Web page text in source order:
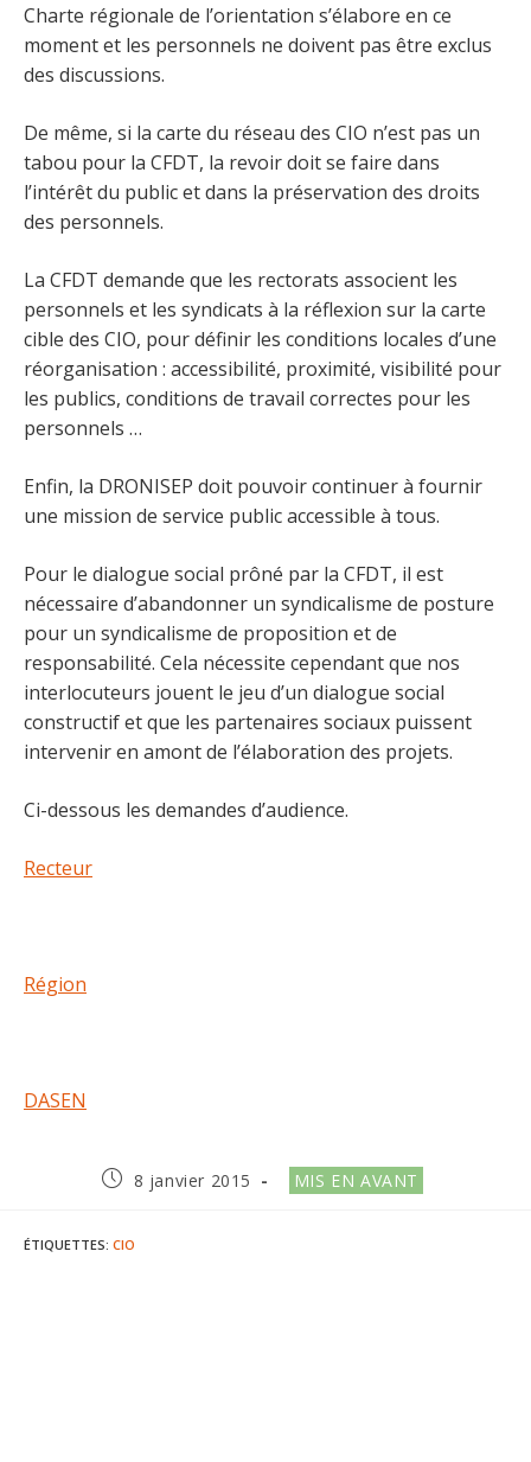
Charte régionale de l’orientation s’élabore en ce
moment et les personnels ne doivent pas être exclus
des discussions.
De même, si la carte du réseau des CIO n’est pas un
tabou pour la CFDT, la revoir doit se faire dans
l’intérêt du public et dans la préservation des droits
des personnels.
La CFDT demande que les rectorats associent les
personnels et les syndicats à la réflexion sur la carte
cible des CIO, pour définir les conditions locales d’une
réorganisation : accessibilité, proximité, visibilité pour
les publics, conditions de travail correctes pour les
personnels …
Enfin, la DRONISEP doit pouvoir continuer à fournir
une mission de service public accessible à tous.
Pour le dialogue social prôné par la CFDT, il est
nécessaire d’abandonner un syndicalisme de posture
pour un syndicalisme de proposition et de
responsabilité. Cela nécessite cependant que nos
interlocuteurs jouent le jeu d’un dialogue social
constructif et que les partenaires sociaux puissent
intervenir en amont de l’élaboration des projets.
Ci-dessous les demandes d’audience.
Recteur
Région
DASEN
Publication
8 janvier 2015
Post
category:
MIS EN AVANT
ÉTIQUETTES: CIO